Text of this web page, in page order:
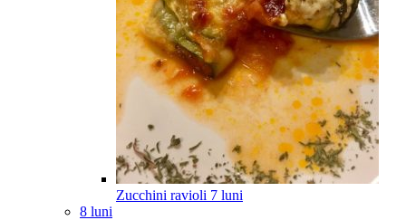
Zucchini ravioli 7 luni
8 luni